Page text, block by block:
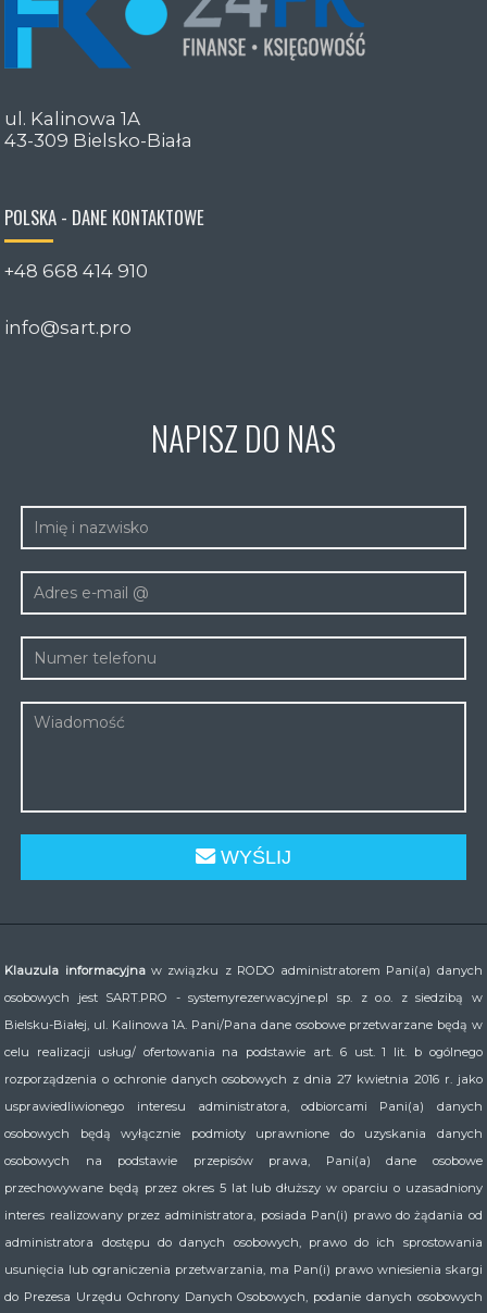
ul. Kalinowa 1A
43-309 Bielsko-Biała
POLSKA - DANE KONTAKTOWE
+48 668 414 910
info@sart.pro
NAPISZ DO NAS
WYŚLIJ
Klauzula informacyjna w związku z RODO administratorem Pani(a) danych
osobowych jest SART.PRO - systemyrezerwacyjne.pl sp. z o.o. z siedzibą w
Bielsku-Białej, ul. Kalinowa 1A. Pani/Pana dane osobowe przetwarzane będą w
celu realizacji usług/ ofertowania na podstawie art. 6 ust. 1 lit. b ogólnego
rozporządzenia o ochronie danych osobowych z dnia 27 kwietnia 2016 r. jako
usprawiedliwionego interesu administratora, odbiorcami Pani(a) danych
osobowych będą wyłącznie podmioty uprawnione do uzyskania danych
osobowych na podstawie przepisów prawa, Pani(a) dane osobowe
przechowywane będą przez okres 5 lat lub dłuższy w oparciu o uzasadniony
interes realizowany przez administratora, posiada Pan(i) prawo do żądania od
administratora dostępu do danych osobowych, prawo do ich sprostowania
usunięcia lub ograniczenia przetwarzania, ma Pan(i) prawo wniesienia skargi
do Prezesa Urzędu Ochrony Danych Osobowych, podanie danych osobowych